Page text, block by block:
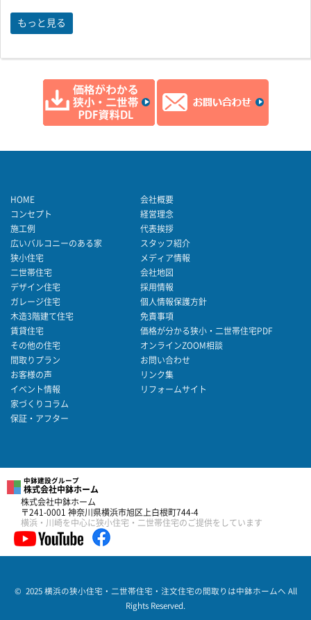
もっと見る
HOME
コンセプト
施工例
広いバルコニーのある家
狭小住宅
二世帯住宅
デザイン住宅
ガレージ住宅
木造3階建て住宅
賃貸住宅
その他の住宅
間取りプラン
お客様の声
イベント情報
家づくりコラム
保証・アフター
会社概要
経営理念
代表挨拶
スタッフ紹介
メディア情報
会社地図
採用情報
個人情報保護方針
免責事項
価格が分かる狭小・二世帯住宅PDF
オンラインZOOM相談
お問い合わせ
リンク集
リフォームサイト
中鉢建設グループ
株式会社中鉢ホーム
株式会社中鉢ホーム
〒241-0001 神奈川県横浜市旭区上白根町744-4
横浜・川崎を中心に狭小住宅・二世帯住宅のご提供をしています
© 2025 横浜の狭小住宅・二世帯住宅・注文住宅の間取りは中鉢ホームへ All
Rights Reserved.